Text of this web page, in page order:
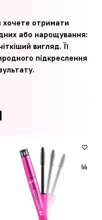
хочете отримати
або нарощування:
вигляд. Її
підкреслення